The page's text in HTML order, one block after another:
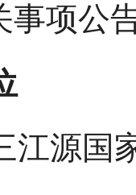
事项公
源国